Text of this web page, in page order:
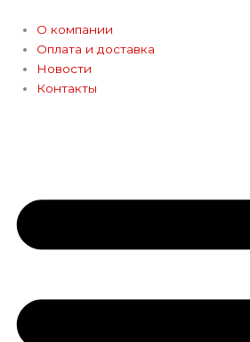
содержимому
О компании
Оплата и доставка
Новости
Контакты